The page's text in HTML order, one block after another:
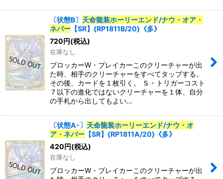
〔状態B〕 天命龍装ホーリーエンド/ナウ・オア・
ネバー 【SR】{RP1811B/20}《多》
720円(税込)
在庫なし
ブロッカーW・ブレイカーこのクリーチャーが出
た時、相手のクリーチャーをすべてタップする。
その後、カードを１枚引く。 Ｓ・トリガーコスト
７以下の進化ではないクリーチャーを１体、自分
の手札から出してもよい…
〔状態A-〕 天命龍装ホーリーエンド/ナウ・オ
ア・ネバー 【SR】{RP1811A/20}《多》
420円(税込)
在庫なし
ブロッカーW・ブレイカーこのクリーチャーが出